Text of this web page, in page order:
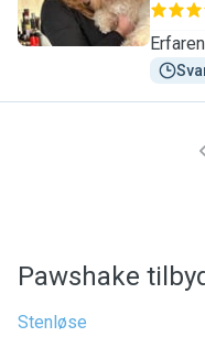
Pawshake
Stenløse